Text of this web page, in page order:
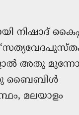
നിഷാദ്
അതു മുന്നോട്ട്
ബൈബിള്‍
മലയാളം